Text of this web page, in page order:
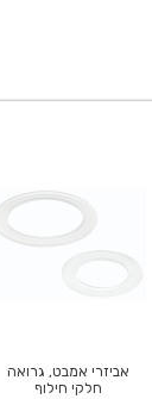
אביזרי אמבט, גרואה
חלקי חילוף